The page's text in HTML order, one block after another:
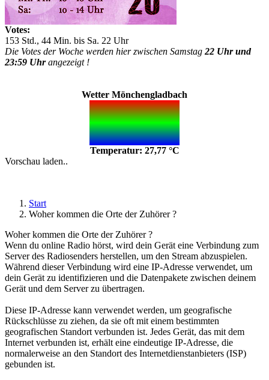
Votes:
153 Std., 44 Min. bis Sa. 22 Uhr
Die Votes der Woche werden hier zwischen Samstag 22 Uhr und
23:59 Uhrangezeigt !
Wetter Mönchengladbach
Temperatur: 27,77 °C
Vorschau laden..
Start
Woher kommen die Orte der Zuhörer ?
Woher kommen die Orte der Zuhörer ?
Wenn du online Radio hörst, wird dein Gerät eine Verbindung zum
Server des Radiosenders herstellen, um den Stream abzuspielen.
Während dieser Verbindung wird eine IP-Adresse verwendet, um
dein Gerät zu identifizieren und die Datenpakete zwischen deinem
Gerät und dem Server zu übertragen.
Diese IP-Adresse kann verwendet werden, um geografische
Rückschlüsse zu ziehen, da sie oft mit einem bestimmten
geografischen Standort verbunden ist. Jedes Gerät, das mit dem
Internet verbunden ist, erhält eine eindeutige IP-Adresse, die
normalerweise an den Standort des Internetdienstanbieters (ISP)
gebunden ist.